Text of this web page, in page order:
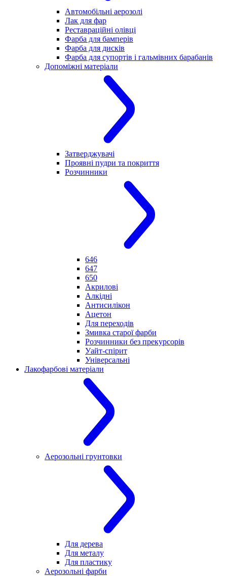
Автомобільні аерозолі
Лак для фар
Реставраційні олівці
Фарба для бамперів
Фарба для дисків
Фарба для супортів і гальмівних барабанів
Допоміжні матеріали
Затверджувачі
Проявні пудри та покриття
Розчинники
646
647
650
Акрилові
Алкідні
Антисилікон
Ацетон
Для переходів
Змивка старої фарби
Розчинники без прекурсорів
Уайт-спірит
Універсальні
Лакофарбові матеріали
Аерозольні грунтовки
Для дерева
Для металу
Для пластику
Аерозольні фарби